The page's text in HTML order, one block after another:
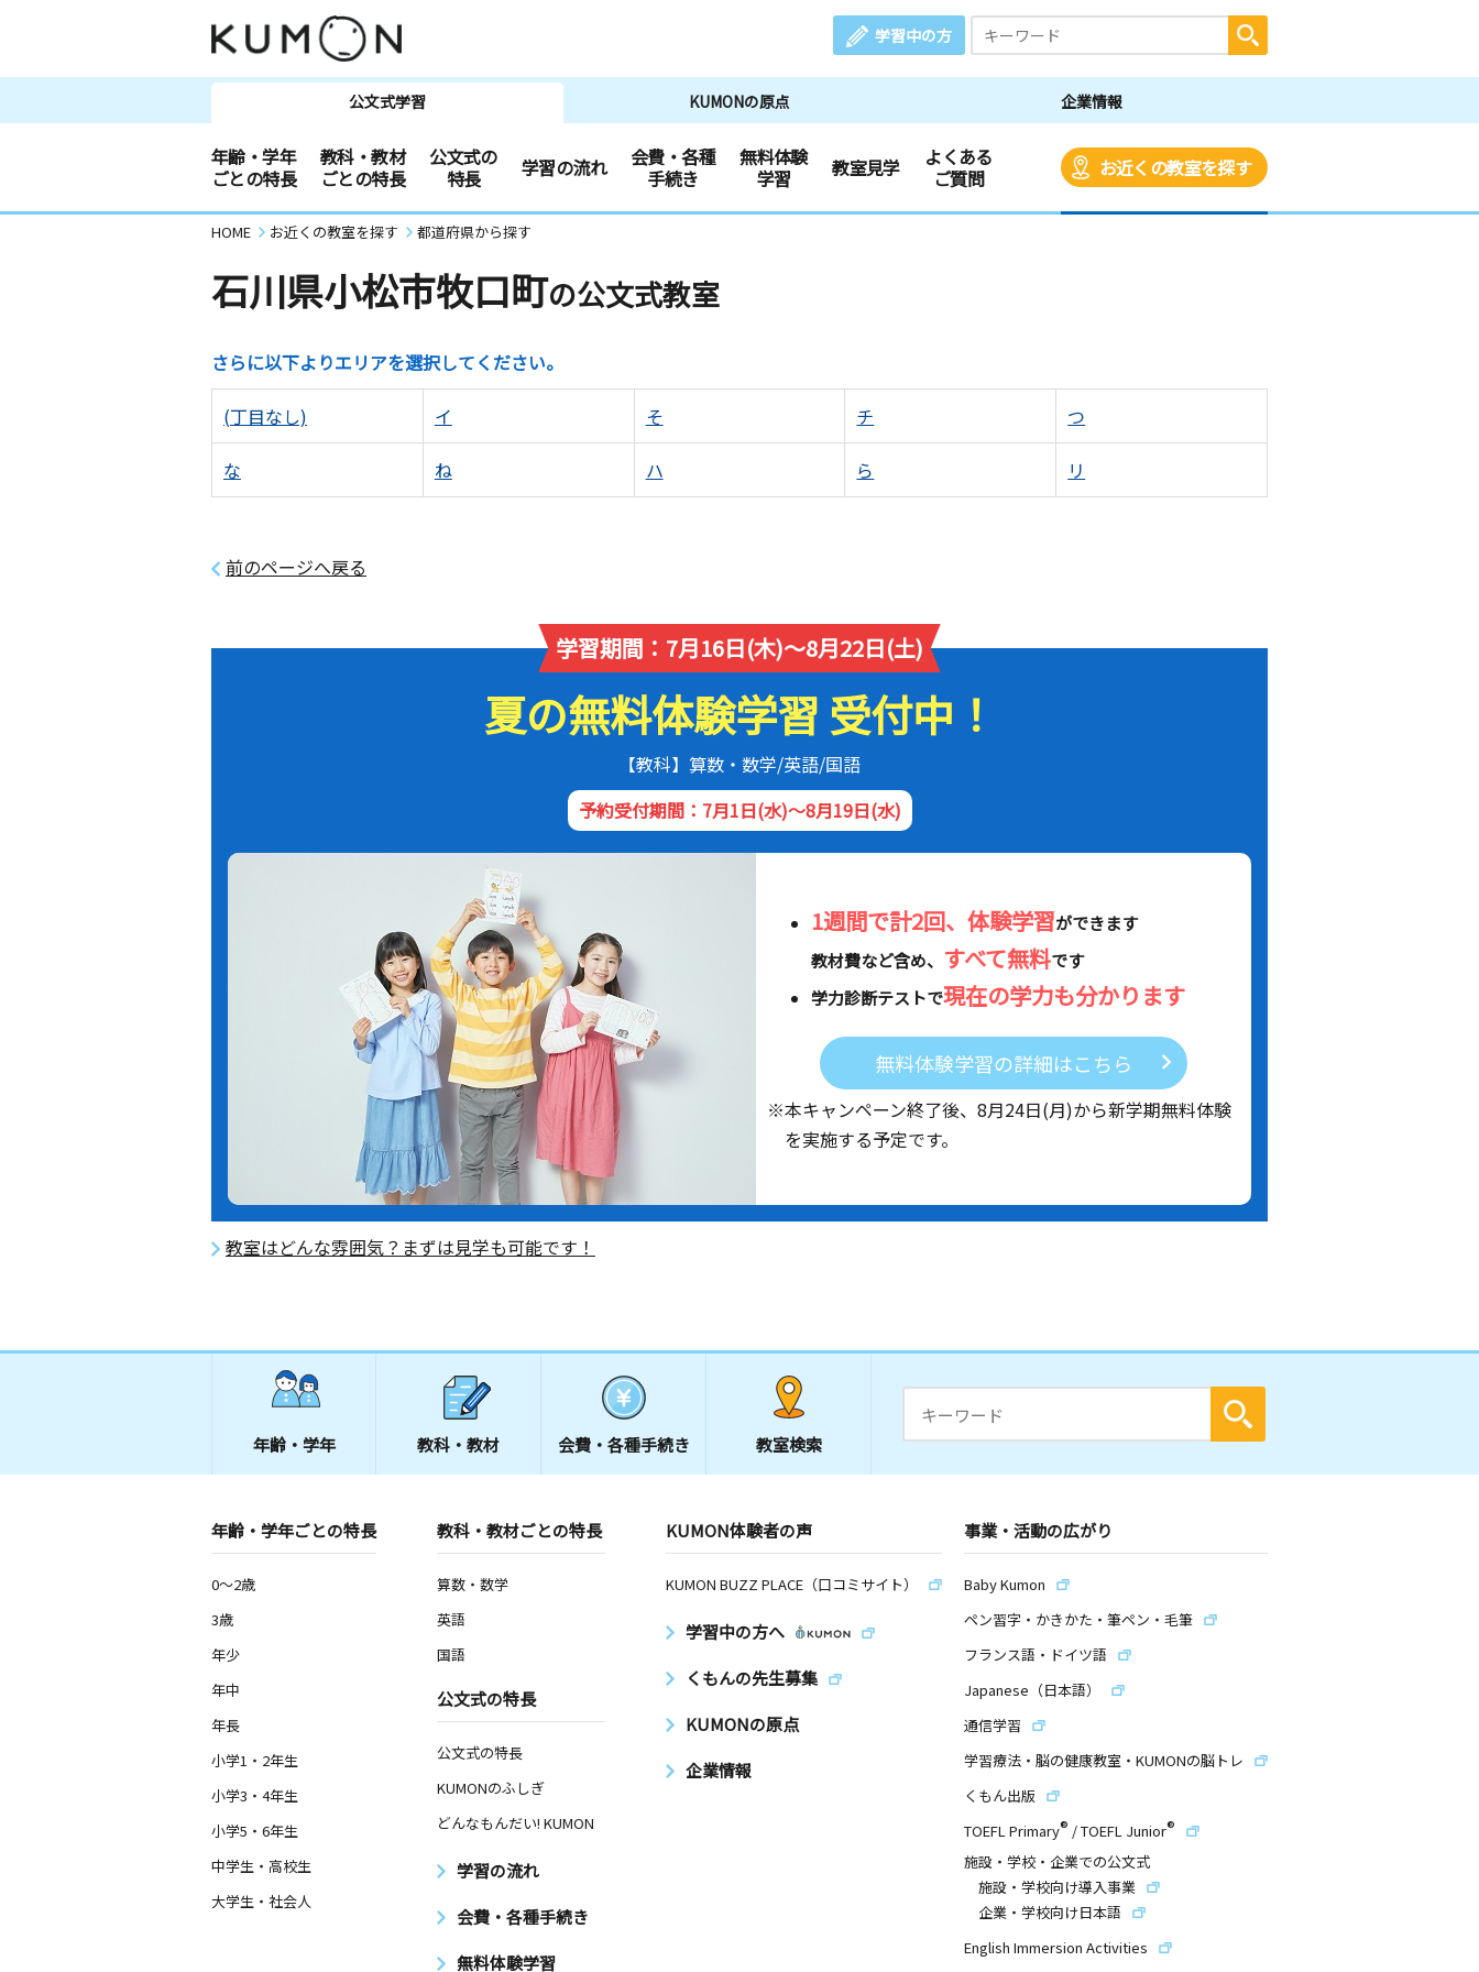
学習中の方
公文式学習 KUMONの原点 企業情報
年齢・学年
ごとの特長
教科・教材
ごとの特長
公文式の
特長
学習の流れ
会費・各種
手続き
無料体験
学習
教室見学
よくある
ご質問
お近くの教室を探す
HOME お近くの教室を探す 都道府県から探す
石川県小松市牧口町の公文式教室
さらに以下よりエリアを選択してください。
(丁目なし) イ そ チ つ
な ね ハ ら リ
前のページへ戻る
学習期間：7月16日(木)～8月22日(土)
夏の無料体験学習 受付中！
【教科】算数・数学/英語/国語
予約受付期間：7月1日(水)～8月19日(水)
1週間で計2回、体験学習ができます
教材費など含め、 すべて無料です
学力診断テストで現在の学力も分かります
無料体験学習の詳細はこちら
※本キャンペーン終了後、 8月24日(月)から新学期無料体験
を実施する予定です。
教室はどんな雰囲気？まずは見学も可能です！
年齢・学年 教科・教材 会費・ 各種手続き 教室検索
年齢・学年ごとの特長
0～2歳
3歳
年少
年中
年長
小学1・2年生
小学3・4年生
小学5・6年生
中学生・高校生
大学生・社会人
教科・教材ごとの特長
算数・数学
英語
国語
公文式の特長
公文式の特長
KUMONのふしぎ
どんなもんだい! KUMON
学習の流れ
会費・各種手続き
無料体験学習
KUMON体験者の声
KUMON BUZZ PLACE（口コミサイト）
学習中の方へ
くもんの先生募集
KUMONの原点
企業情報
事業・活動の広がり
Baby Kumon
ペン習字・かきかた・筆ペン・毛筆
フランス語・ドイツ語
Japanese（日本語）
通信学習
学習療法・脳の健康教室・KUMONの脳トレ
くもん出版
TOEFL Primary® /TOEFL Junior®
施設・学校・企業での公文式
施設・学校向け導入事業
企業・学校向け日本語
English Immersion Activities